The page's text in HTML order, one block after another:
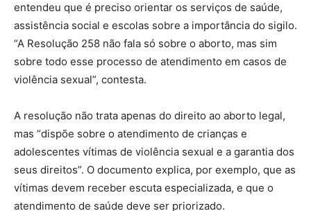
entendeu que é preciso orientar os serviços de saúde,
assistência social e escolas sobre a importância do sigilo.
“A Resolução 258 não fala só sobre o aborto, mas sim
sobre todo esse processo de atendimento em casos de
violência sexual”, contesta.
A resolução não trata apenas do direito ao aborto legal,
mas “dispõe sobre o atendimento de crianças e
adolescentes vítimas de violência sexual e a garantia dos
seus direitos”. O documento explica, por exemplo, que as
vítimas devem receber escuta especializada, e que o
atendimento de saúde deve ser priorizado.